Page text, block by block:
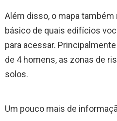
Além disso, o mapa
básico de quais edifícios
para acessar.
de 4 homens, as zonas de
solos.
Um pouco mais de